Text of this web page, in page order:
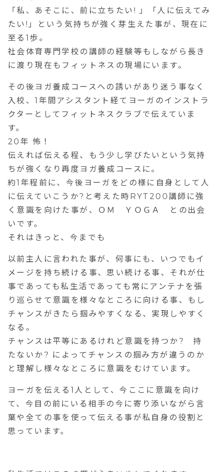
「私、あそこに、前に立ちたい! 」「人に伝えてみ
たい!」という気持ちが強く芽生えた事が、現在に
至る1歩。
社会体育専門学校の講師の経験等もしながら長き
に渡り現在もフィットネスの現場にいます。
その後ヨガ養成コースへの誘いがあり迷う事なく
入校、1年間アシスタント経てヨーガのインストラ
クターとしてフィットネスクラブで伝えていま
す。
20年 怖！
伝えれば伝える程、もう少し学びたいという気持
ちが強くなり再度ヨガ養成コースに。
約1年程前に、今後ヨーガをどの様に自身として人
に伝えていこうか?と考えた時RYT200講師に強
く意識を向けた事が、ＯＭ ＹＯＧＡ との出会
いです。
それはきっと、今までも
以前主人に言われた事が、何事にも、いつでもイ
メージを持ち続ける事、思い続ける事、それが仕
事であっても私生活であっても常にアンテナを張
り巡らせて意識を様々なところに向ける事、もし
チャンスがきたら掴みやすくなる、実現しやすく
なる。
チャンスは平等にあるけれど意識を持つか? 持
たないか? によってチャンスの掴み方が違うのか
と理解し様々なところに意識をむけています。
ヨーガを伝える1人として、今ここに意識を向け
て、今目の前にいる相手の今に寄り添いながら言
葉や全ての事を使って伝える事が私自身の役割と
思っています。